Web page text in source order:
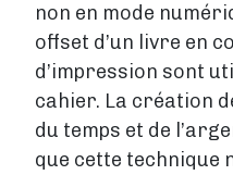
non en mode
offset d’un livre en
d’impression sont
cahier. La création
du temps et de
que cette technique